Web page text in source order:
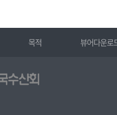
목적 뷰어다운로